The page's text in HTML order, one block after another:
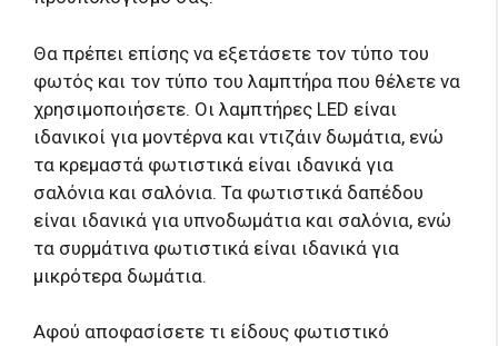
Θα πρέπει επίσης να εξετάσετε τον τύπο του
φωτός και τον τύπο του λαμπτήρα που θέλετε να
χρησιμοποιήσετε. Οι λαμπτήρες LED είναι
ιδανικοί για μοντέρνα και ντιζάιν δωμάτια, ενώ
τα κρεμαστά φωτιστικά είναι ιδανικά για
σαλόνια και σαλόνια. Τα φωτιστικά δαπέδου
είναι ιδανικά για υπνοδωμάτια και σαλόνια, ενώ
τα συρμάτινα φωτιστικά είναι ιδανικά για
μικρότερα δωμάτια.
Αφού αποφασίσετε τι είδους φωτιστικό